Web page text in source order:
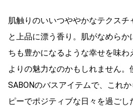
肌触りのいいつややかなテクスチ
と上品に漂う香り。肌がなめら
ちも豊かになるような幸せを味わ
よりの魅力なのかもしれません。
SABONのバスアイテムで、これ
ピーでポジティブな日々を過ごし